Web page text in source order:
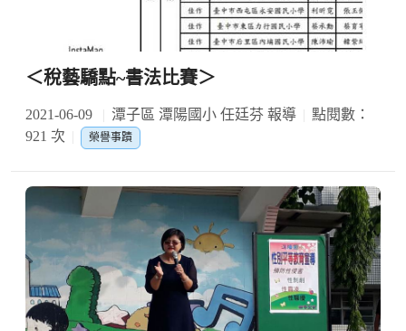
＜稅藝驕點~書法比賽＞
2021-06-09 潭子區 潭陽國小 任廷芬 報導
點閱數：
921 次
榮譽事蹟